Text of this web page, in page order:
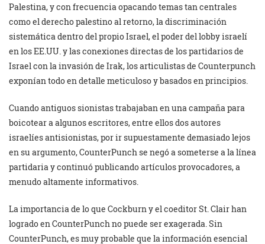
Palestina, y con frecuencia opacando temas tan centrales
como el derecho palestino al retorno, la discriminación
sistemática dentro del propio Israel, el poder del lobby israelí
en los EE.UU. y las conexiones directas de los partidarios de
Israel con la invasión de Irak, los articulistas de Counterpunch
exponían todo en detalle meticuloso y basados en principios.
Cuando antiguos sionistas trabajaban en una campaña para
boicotear a algunos escritores, entre ellos dos autores
israelíes antisionistas, por ir supuestamente demasiado lejos
en su argumento, CounterPunch se negó a someterse a la línea
partidaria y continuó publicando artículos provocadores, a
menudo altamente informativos.
La importancia de lo que Cockburn y el coeditor St. Clair han
logrado en CounterPunch no puede ser exagerada. Sin
CounterPunch, es muy probable que la información esencial